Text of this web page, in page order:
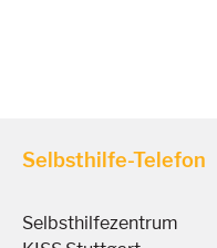
Selbsthilfe-Telefon
Selbsthilfezentrum